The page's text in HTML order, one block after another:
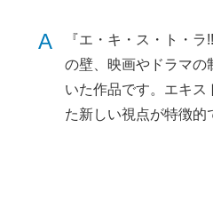
A
『エ・キ・ス・ト・
の壁、映画やドラマの
いた作品です。エキス
た新しい視点が特徴的